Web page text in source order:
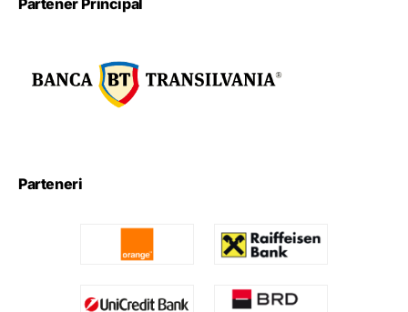
Partener Principal
Parteneri